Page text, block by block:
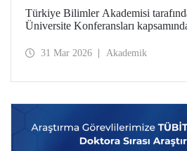
Türkiye Bilimler Akademisi
Üniversite Konferansları
Rolü” başlıklı konferans, 30 Mart
31 Mar 2026 Akademik